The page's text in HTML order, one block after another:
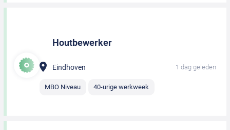
Houtbewerker
Eindhoven 1 dag geleden
MBO Niveau 40-urige werkweek